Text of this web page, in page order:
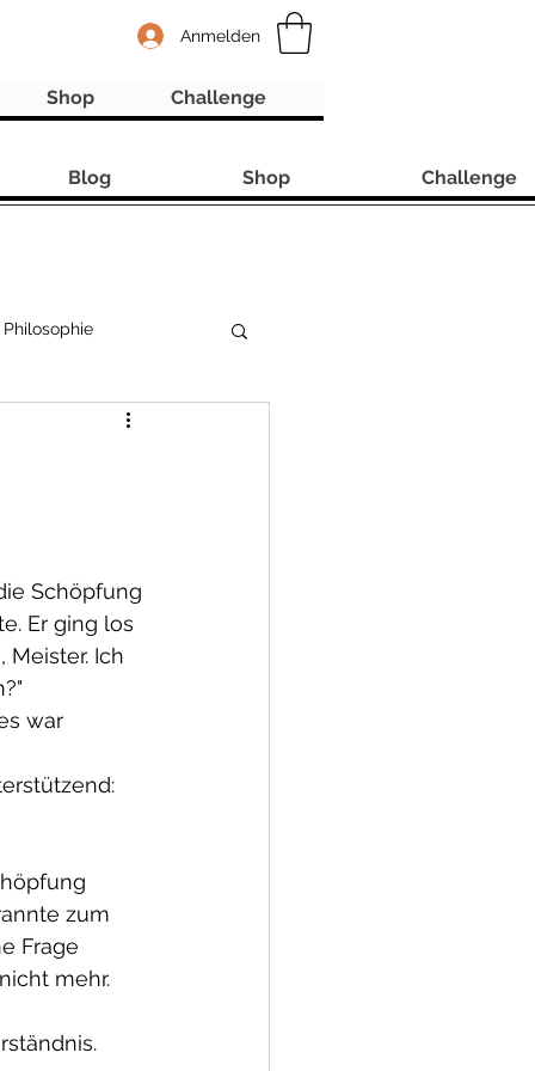
Anmelden
Shop Challenge
Philosophie
Schöpfung
Er ging los
Meister. Ich
war
zum
Frage
mehr.
Blog Shop Challenge